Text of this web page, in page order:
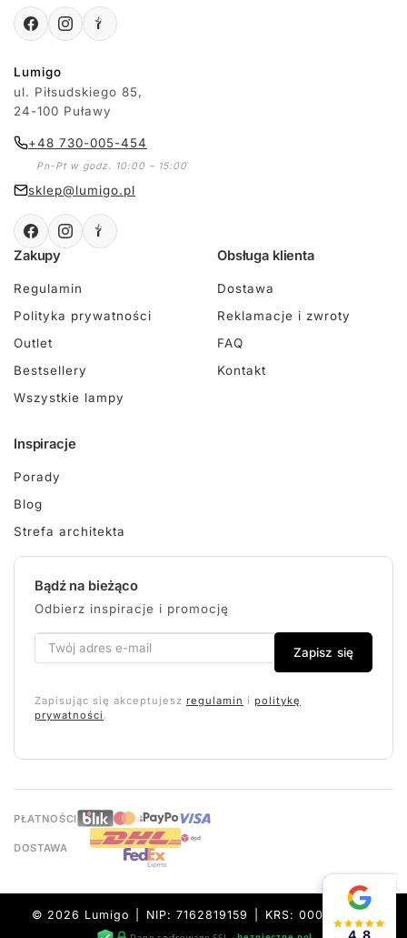
Lumigo
ul. Piłsudskiego 85,
24-100 Puławy
+48 730-005-454
Pn-Pt w godz. 10:00 – 15:00
sklep@lumigo.pl
Zakupy
Regulamin
Polityka prywatności
Outlet
Bestsellery
Wszystkie lampy
Obsługa klienta
Dostawa
Reklamacje i zwroty
FAQ
Kontakt
Inspiracje
Porady
Blog
Strefa architekta
Bądź na bieżąco
Odbierz inspiracje i promocję
Zapisz się
Zapisując się akceptujesz regulamin i politykę
prywatności .
PŁATNOŚCI
DOSTAWA
© 2026 Lumigo | NIP: 7162819159 | KRS: 0000632157
4,8